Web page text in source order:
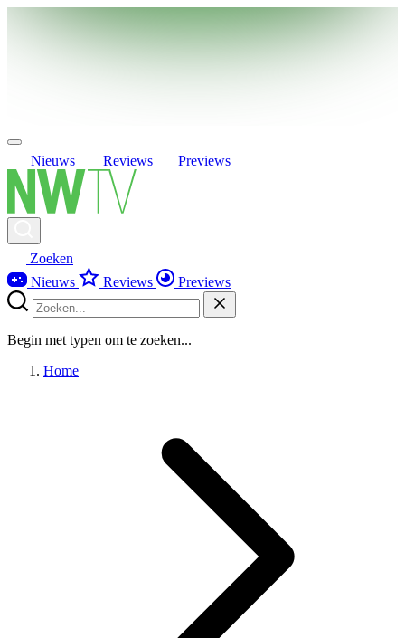
Nieuws Reviews Previews
Zoeken
Nieuws
Reviews Previews
Begin met typen om te zoeken...
Home